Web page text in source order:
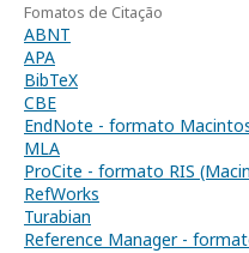
Fomatos de Citação
ABNT
APA
BibTeX
CBE
EndNote - formato
MLA
ProCite - formato RIS
RefWorks
Turabian
Reference Manager -